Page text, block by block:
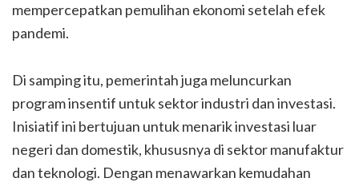
mempercepatkan pemulihan ekonomi setelah efek
pandemi.
Di samping itu, pemerintah juga meluncurkan
program insentif untuk sektor industri dan investasi.
Inisiatif ini bertujuan untuk menarik investasi luar
negeri dan domestik, khususnya di sektor manufaktur
dan teknologi. Dengan menawarkan kemudahan